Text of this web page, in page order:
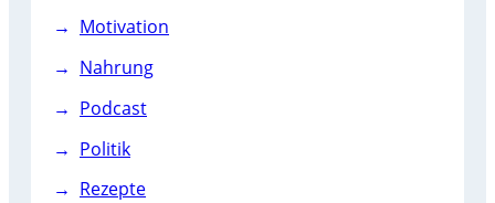
Motivation
Nahrung
Podcast
Politik
Rezepte